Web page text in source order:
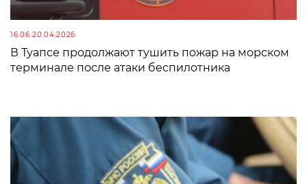
16:06 20.04.2026
В Туапсе продолжают тушить пожар на морском
терминале после атаки беспилотника